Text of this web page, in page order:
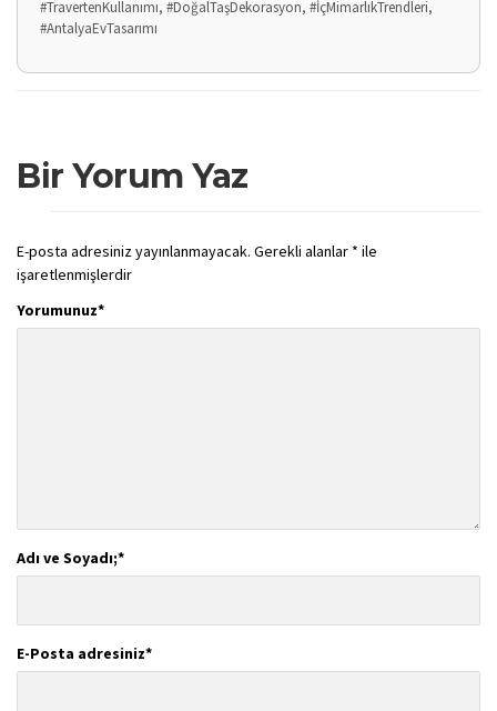
#TravertenKullanımı, #DoğalTaşDekorasyon, #İçMimarlıkTrendleri,
#AntalyaEvTasarımı
Bir Yorum Yaz
E-posta adresiniz yayınlanmayacak. Gerekli alanlar * ile
işaretlenmişlerdir
Yorumunuz*
Adı ve Soyadı;*
E-Posta adresiniz*